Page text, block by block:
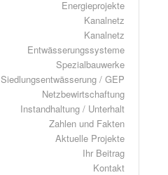
Energieprojekte
Kanalnetz
Kanalnetz
Entwässerungssysteme
Spezialbauwerke
Siedlungsentwässerung / GEP
Netzbewirtschaftung
Instandhaltung / Unterhalt
Zahlen und Fakten
Aktuelle Projekte
Ihr Beitrag
Kontakt